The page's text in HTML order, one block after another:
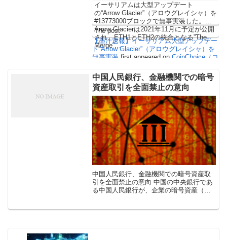
イーサリアムは大型アップデート
の“Arrow Glacier”（アロウグレイシャ）を
#13773000ブロックで無事実装した。
Arrow Glacierは2021年11月に予定が公開
され、ETH1とETH2の統合となる”The
Merge”…
The post
【墨汁速報】イーサリアム大型アップデー
ト“Arrow Glacier”（アロウグレイシャ）を
無事実装 first appeared onCoinChoice（コ
中国人民銀行、金融機関での暗号
資産取引を全面禁止の意向
中国人民銀行、金融機関での暗号資産取
引を全面禁止の意向 中国の中央銀行であ
る中国人民銀行が、企業の暗号資産（仮